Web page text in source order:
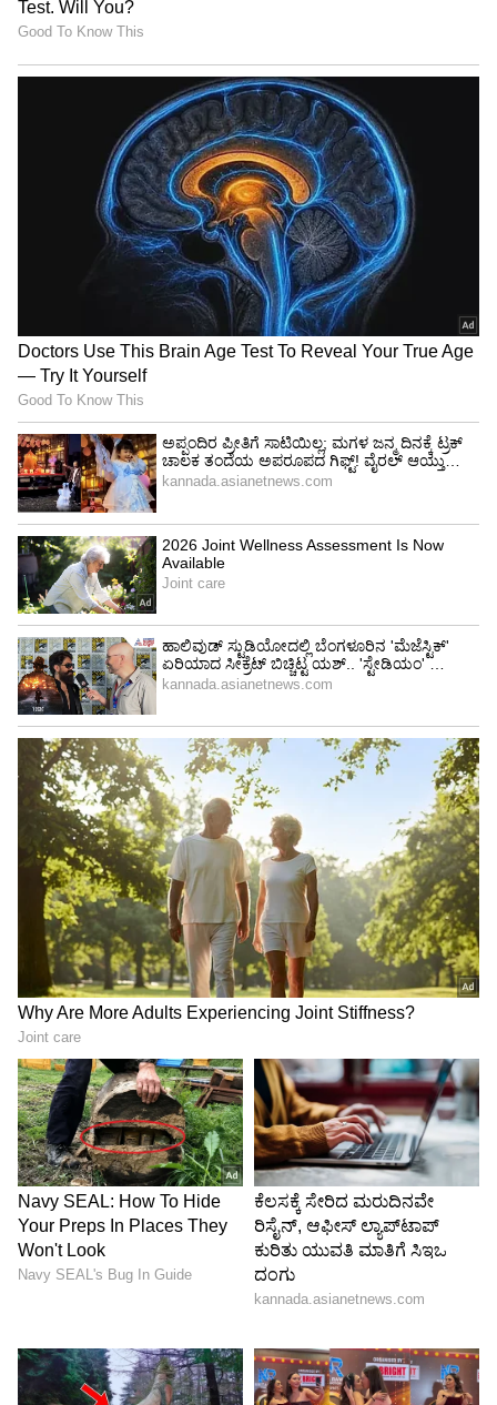
ಅಮೃತಪಾಲ್ ಸಿಂಗ್ ಪ್ರಮಾಣವಚನ ಸ್ವೀಕರಿಸಿದ ಬಳಿಕ
ಮಾತನಾಡಿದ್ದ ಅವರ ತಾಯಿ, ಪಂಜಾಬಿನ ಯುವಕರ ಕುರಿತು
ಮಾತನಾಡಿದ್ರೆ ಖಲಿಸ್ತಾನಿ ಸಮರ್ಥಕರಾಗಲ್ಲ. ಮಗ ಖಲಿಸ್ತಾನಿ
ಸಮರ್ಥಕ ಅಲ್ಲ. ಪಂಜಾಬ್ ಮತ್ತು ಇಲ್ಲಿಯ ಯುವಕರ ಬಗ್ಗೆ
ಮಾತನಾಡಿದವರು ಖಲೀಸ್ತಾನಿಗಳು ಆಗ್ತಾರಾ? ಮಗ
ಸಂವಿಧಾನ ಪ್ರಕಾರವಾಗಿ ಚುನಾವಣೆ ಎದುರಿಸಿ ಗೆದ್ದು
ಸಂಸದನಾಗಿ ಪ್ರಮಾಣವಚನ ಸ್ವೀಕರಿಸಿದ್ದಾರೆ. ಹಾಗಾಗಿ
ಆತನನ್ನು ಖಲೀಸ್ತಾನಿ ಎಂದು ಕರೆಯಬಾರದು ಎಂದು
ಹೇಳಿದ್ದರು.